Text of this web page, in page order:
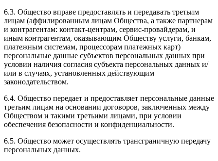
6.3. Общество вправе предоставлять и передавать третьим
лицам (аффилированным лицам Общества, а также партнерам
и контрагентам: контакт-центрам, сервис-провайдерам, и
иным контрагентам, оказывающим Обществу услуги, банкам,
платежным системам, процессорам платежных карт)
персональные данные субъектов персональных данных при
условии наличия согласия субъекта персональных данных и/
или в случаях, установленных действующим
законодательством.
6.4. Общество передает и предоставляет персональные данные
третьим лицам на основании договоров, заключенных между
Обществом и такими третьими лицами, при условии
обеспечения безопасности и конфиденциальности.
6.5. Общество может осуществлять трансграничную передачу
персональных данных.